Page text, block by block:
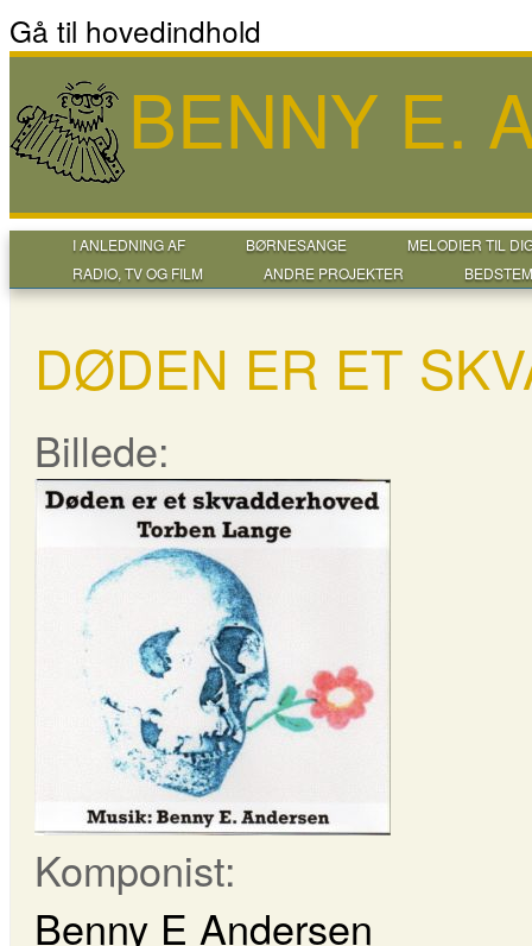
Gå til hovedindhold
BENNY E.
I ANLEDNING AF BØRNESANGE
MELODIER TIL
RADIO, TV OG FILM
ANDRE PROJEKTER
DØDEN ER ET
Billede:
Komponist:
Benny E Andersen